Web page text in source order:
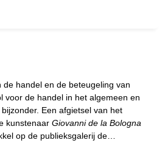
de handel en de beteugeling van
voor de handel in het algemeen en
Een afgietsel van het
kunstenaar Giovanni de la Bologna
op de publieksgalerij de